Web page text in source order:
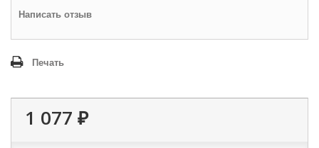
Написать отзыв
Печать
1 077 ₽